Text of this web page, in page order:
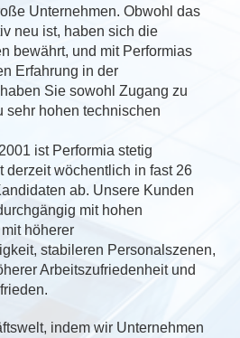
Unternehmen. Obwohl das
neu ist, haben sich die
bewährt, und mit Performias
Erfahrung in der
Sie sowohl Zugang zu
sehr hohen technischen
ist Performia stetig
derzeit wöchentlich in fast 26
ab. Unsere Kunden
mit hohen
höherer
stabileren Personalszenen,
Arbeitszufriedenheit und
indem wir Unternehmen